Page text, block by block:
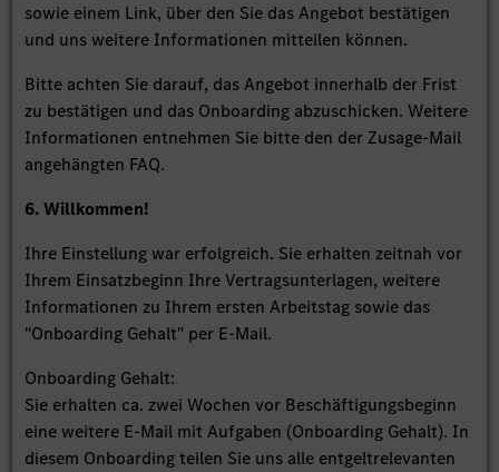
sowie einem Link, über den Sie das Angebot bestätigen
und uns weitere Informationen mitteilen können.
Bitte achten Sie darauf, das Angebot innerhalb der Frist
zu bestätigen und das Onboarding abzuschicken. Weitere
Informationen entnehmen Sie bitte den der Zusage-Mail
angehängten FAQ.
6. Willkommen!
Ihre Einstellung war erfolgreich. Sie erhalten zeitnah vor
Ihrem Einsatzbeginn Ihre Vertragsunterlagen, weitere
Informationen zu Ihrem ersten Arbeitstag sowie das
"Onboarding Gehalt" per E-Mail.
Onboarding Gehalt:
Sie erhalten ca. zwei Wochen vor Beschäftigungsbeginn
eine weitere E-Mail mit Aufgaben (Onboarding Gehalt). In
diesem Onboarding teilen Sie uns alle entgeltrelevanten